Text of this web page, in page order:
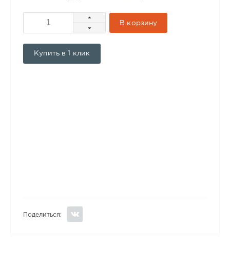
В корзину
Купить в 1 клик
Поделиться: